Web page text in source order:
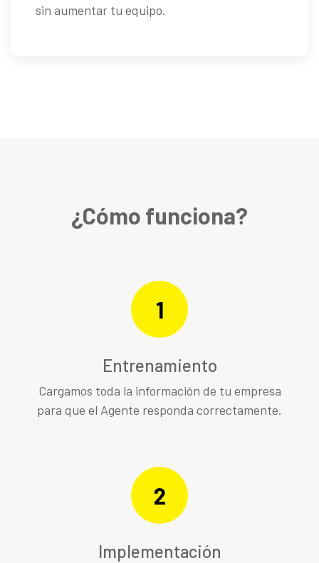
sin aumentar tu equipo.
¿Cómo funciona?
1
Entrenamiento
Cargamos toda la información de tu empresa
para que el Agente responda correctamente.
2
Implementación